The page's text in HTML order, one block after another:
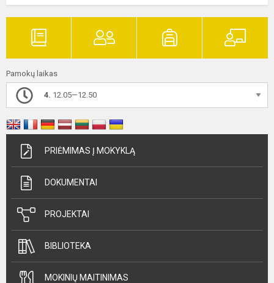
Pamokų laikas
4. 12.05—12.50
PRIĖMIMAS Į MOKYKLĄ
DOKUMENTAI
PROJEKTAI
BIBLIOTEKA
MOKINIŲ MAITINIMAS